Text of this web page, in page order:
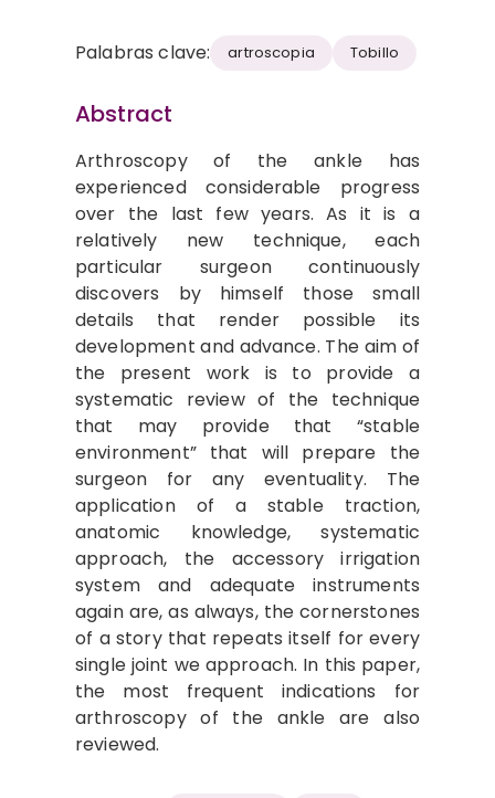
Palabras clave: artroscopia Tobillo
Abstract
Arthroscopy of the ankle has
experienced considerable progress
over the last few years. As it is a
relatively new technique, each
particular surgeon continuously
discovers by himself those small
details that render possible its
development and advance. The aim of
the present work is to provide a
systematic review of the technique
that may provide that “stable
environment” that will prepare the
surgeon for any eventuality. The
application of a stable traction,
anatomic knowledge, systematic
approach, the accessory irrigation
system and adequate instruments
again are, as always, the cornerstones
of a story that repeats itself for every
single joint we approach. In this paper,
the most frequent indications for
arthroscopy of the ankle are also
reviewed.